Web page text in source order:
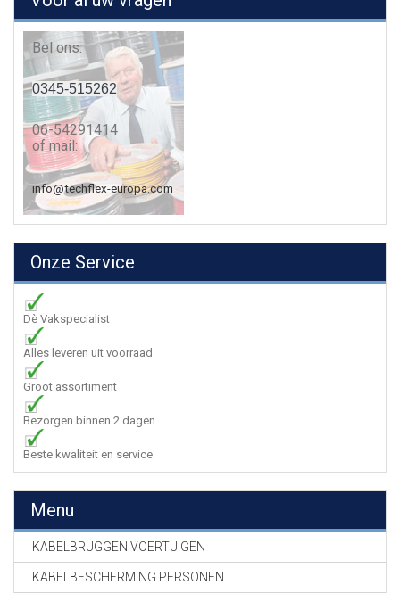
Bel ons:
0345-515262
06-54291414
of mail:
info@techflex-europa.com
Onze Service
Dè Vakspecialist
Alles leveren uit voorraad
Groot assortiment
Bezorgen binnen 2 dagen
Beste kwaliteit en service
Menu
KABELBRUGGEN VOERTUIGEN
KABELBESCHERMING PERSONEN